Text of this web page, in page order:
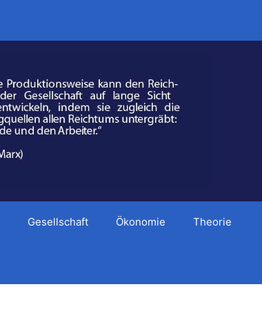
Gesellschaft Ökonomie Theorie